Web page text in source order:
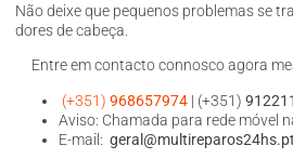
Não deixe que pequenos problemas se
dores de cabeça.
Entre em contacto connosco agora
(+351) 968657974 | (+351)
Aviso: Chamada para rede móvel
E-mail: geral@multireparos24hs.pt